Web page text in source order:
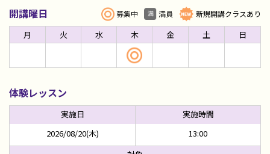
開講曜日 募集中 満員 新規開講クラスあり
月 火 水 木 金 土 日
体験レッスン
2026/08/20(木) 13:00